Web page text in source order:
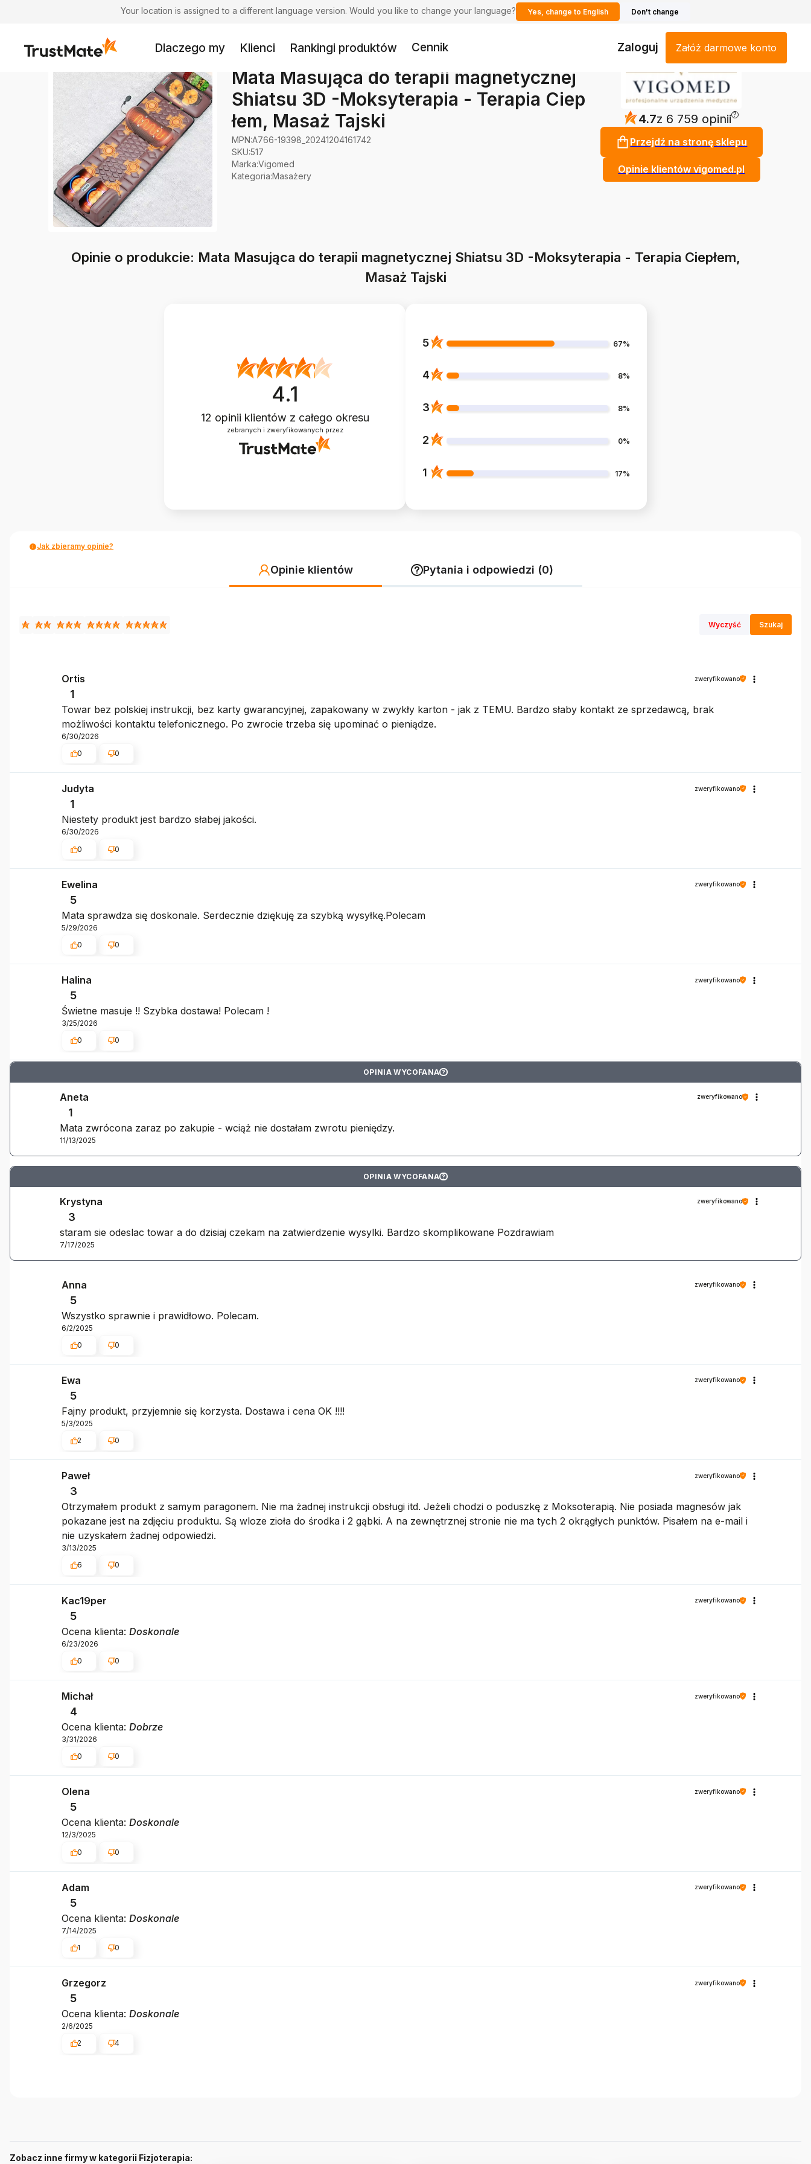
Your location is assigned to a different language version. Would you like to change your language? Yes, change to English Don't change
Dlaczego my Klienci Rankingi produktów Cennik Zaloguj Załóż darmowe konto
Mata Masująca do terapii magnetycznej
Shiatsu 3D -Moksyterapia - Terapia Ciep
łem, Masaż Tajski
MPN:A766-19398_20241204161742
SKU:517
Marka:Vigomed
Kategoria:Masażery
4.7z 6 759 opinii ?
Przejdź na stronę sklepu
Opinie klientów vigomed.pl
Opinie o produkcie: Mata Masująca do terapii magnetycznej Shiatsu 3D -Moksyterapia - Terapia Ciepłem,
Masaż Tajski
4.1
12 opinii klientów z całego okresu
zebranych i zweryfikowanych przez
5 67%
4 8%
3 8%
2 0%
1 17%
Jak zbieramy opinie?
Opinie klientów Pytania i odpowiedzi (0)
Wyczyść Szukaj
Ortis zweryfikowano
1
Towar bez polskiej instrukcji, bez karty gwarancyjnej, zapakowany w zwykły karton - jak z TEMU. Bardzo słaby kontakt ze sprzedawcą, brak
możliwości kontaktu telefonicznego. Po zwrocie trzeba się upominać o pieniądze.
6/30/2026
0
0
Judyta zweryfikowano
1
Niestety produkt jest bardzo słabej jakości.
6/30/2026
0
0
Ewelina zweryfikowano
5
Mata sprawdza się doskonale. Serdecznie dziękuję za szybką wysyłkę.Polecam
5/29/2026
0
0
Halina zweryfikowano
5
Świetne masuje !! Szybka dostawa! Polecam !
3/25/2026
0
0
OPINIA WYCOFANA ?
Aneta zweryfikowano
1
Mata zwrócona zaraz po zakupie - wciąż nie dostałam zwrotu pieniędzy.
11/13/2025
OPINIA WYCOFANA ?
Krystyna zweryfikowano
3
staram sie odeslac towar a do dzisiaj czekam na zatwierdzenie wysylki. Bardzo skomplikowane Pozdrawiam
7/17/2025
Anna zweryfikowano
5
Wszystko sprawnie i prawidłowo. Polecam.
6/2/2025
0
0
Ewa zweryfikowano
5
Fajny produkt, przyjemnie się korzysta. Dostawa i cena OK !!!!
5/3/2025
2
0
Paweł zweryfikowano
3
Otrzymałem produkt z samym paragonem. Nie ma żadnej instrukcji obsługi itd. Jeżeli chodzi o poduszkę z Moksoterapią. Nie posiada magnesów jak
pokazane jest na zdjęciu produktu. Są wloze zioła do środka i 2 gąbki. A na zewnętrznej stronie nie ma tych 2 okrągłych punktów. Pisałem na e-mail i
nie uzyskałem żadnej odpowiedzi.
3/13/2025
6
0
Kac19per zweryfikowano
5
Ocena klienta: Doskonale
6/23/2026
0
0
Michał zweryfikowano
4
Ocena klienta: Dobrze
3/31/2026
0
0
Olena zweryfikowano
5
Ocena klienta: Doskonale
12/3/2025
0
0
Adam zweryfikowano
5
Ocena klienta: Doskonale
7/14/2025
1
0
Grzegorz zweryfikowano
5
Ocena klienta: Doskonale
2/6/2025
2
4
Zobacz inne firmy w kategorii Fizjoterapia: